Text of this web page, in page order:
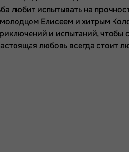
любит испытывать на
Елисеем и хитрым
и испытаний, чтобы
любовь всегда стоит